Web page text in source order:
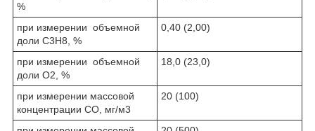
%
при измерении объемной
доли С3Н8, %
0,40 (2,00)
при измерении объемной
доли O2, %
18,0 (23,0)
при измерении массовой
концентрации СО, мг/м3
20 (100)